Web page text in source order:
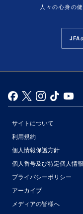
人々の心身の
JFA
サイトについて
利用規約
個人情報保護方針
個人番号及び特定個人情
プライバシーポリシー
アーカイブ
メディアの皆様へ